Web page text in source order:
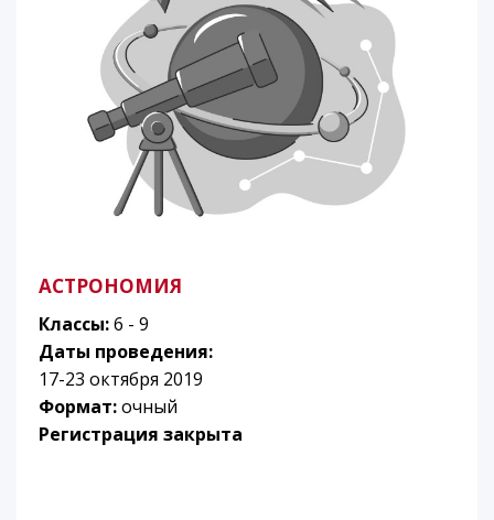
АСТРОНОМИЯ
Классы:6 - 9
Даты проведения:
17-23 октября 2019
Формат:очный
Регистрация закрыта